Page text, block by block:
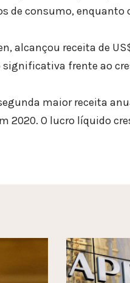
de consumo, enquanto
alcançou receita de
frente ao
maior receita
2020. O lucro líquido